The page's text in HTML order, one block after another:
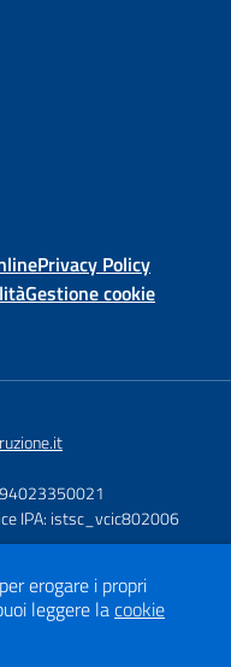
Privacy Policy
Gestione cookie
94023350021
IPA: istsc_vcic802006
by
Designers Italia
erogare i propri
leggere lacookie